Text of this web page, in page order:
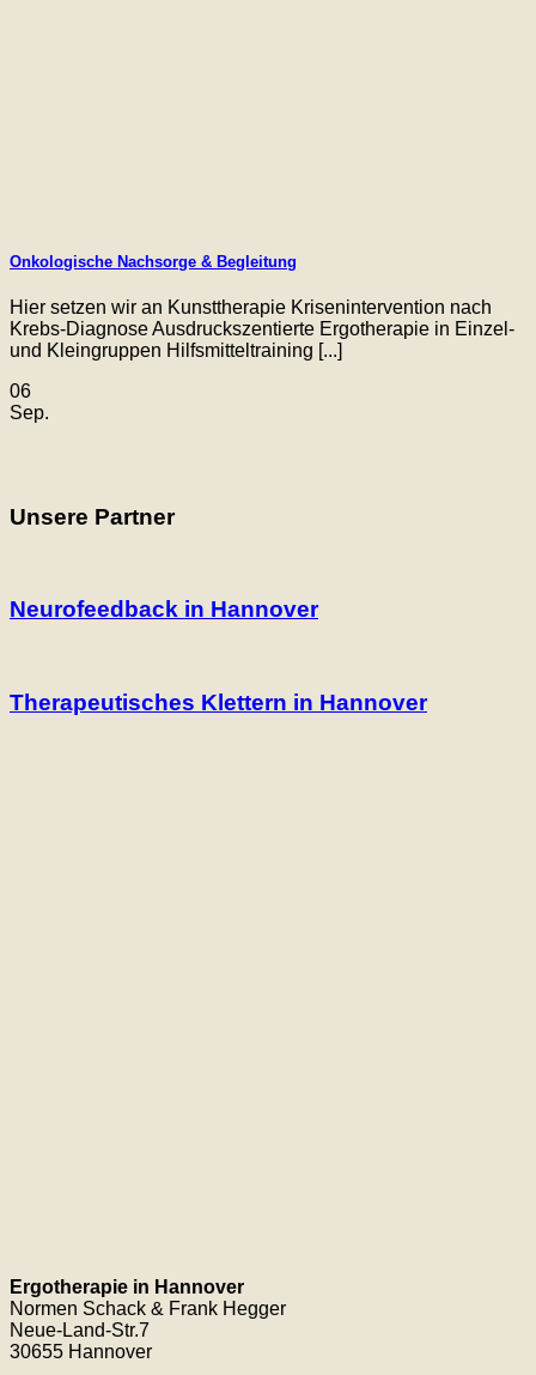
Onkologische Nachsorge & Begleitung
Hier setzen wir an Kunsttherapie Krisenintervention nach
Krebs-Diagnose Ausdruckszentierte Ergotherapie in Einzel-
und Kleingruppen Hilfsmitteltraining [...]
06
Sep.
Unsere Partner
Neurofeedback in Hannover
Therapeutisches Klettern in Hannover
Ergotherapie in Hannover
Normen Schack & Frank Hegger
Neue-Land-Str.7
30655 Hannover